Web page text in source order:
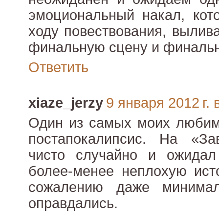
эмоциональный накал,
ходу повествования,
финальную сцену и
Ответить
xiaze_jerzy 9 января 2012 г.
Один из самых моих
постапокалипсис. На
чисто случайно и
более-менее неплохую
сожалению даже
оправдались.